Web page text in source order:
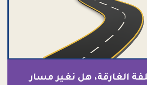
الغارقة، هل نغير مسار